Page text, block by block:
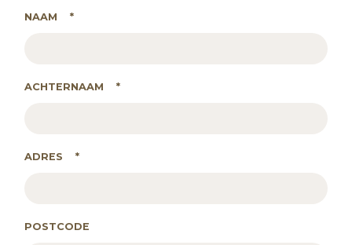
NAAM *
ACHTERNAAM *
ADRES *
POSTCODE